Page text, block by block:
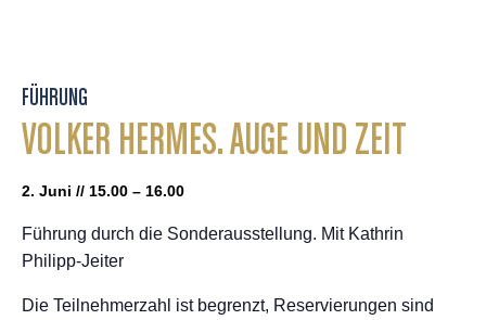
FÜHRUNG
VOLKER HERMES. AUGE UND ZEIT
2. Juni // 15.00 – 16.00
Führung durch die Sonderausstellung. Mit Kathrin
Philipp-Jeiter
Die Teilnehmerzahl ist begrenzt, Reservierungen sind